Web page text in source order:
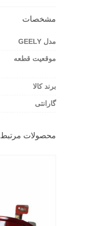
مشخصات
مدل GEELY
موقعیت قطعه
برند کالا
گارانتی
محصولات مرتبط